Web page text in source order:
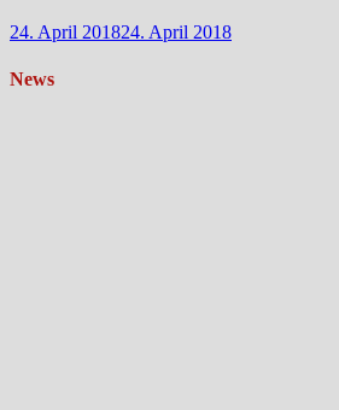
24. April 201824. April 2018
News